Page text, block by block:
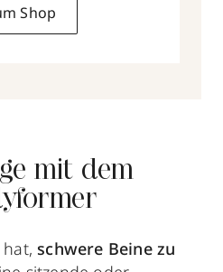
Shop
mit dem
schwere Beine zu